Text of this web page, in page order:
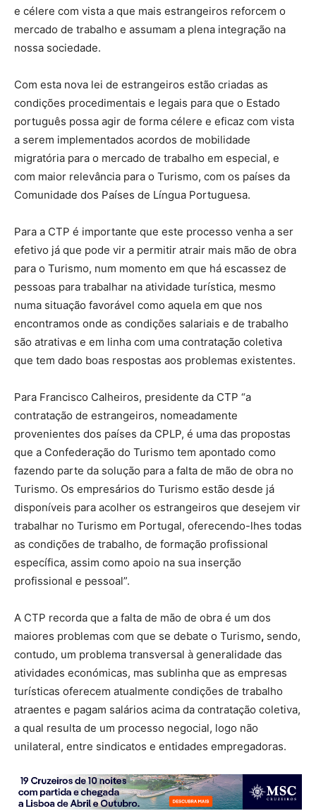
e célere com vista a que mais estrangeiros reforcem o
mercado de trabalho e assumam a plena integração na
nossa sociedade.
Com esta nova lei de estrangeiros estão criadas as
condições procedimentais e legais para que o Estado
português possa agir de forma célere e eficaz com vista
a serem implementados acordos de mobilidade
migratória para o mercado de trabalho em especial, e
com maior relevância para o Turismo, com os países da
Comunidade dos Países de Língua Portuguesa.
Para a CTP é importante que este processo venha a ser
efetivo já que pode vir a permitir atrair mais mão de obra
para o Turismo, num momento em que há escassez de
pessoas para trabalhar na atividade turística, mesmo
numa situação favorável como aquela em que nos
encontramos onde as condições salariais e de trabalho
são atrativas e em linha com uma contratação coletiva
que tem dado boas respostas aos problemas existentes.
Para Francisco Calheiros, presidente da CTP “a
contratação de estrangeiros, nomeadamente
provenientes dos países da CPLP, é uma das propostas
que a Confederação do Turismo tem apontado como
fazendo parte da solução para a falta de mão de obra no
Turismo. Os empresários do Turismo estão desde já
disponíveis para acolher os estrangeiros que desejem vir
trabalhar no Turismo em Portugal, oferecendo-lhes todas
as condições de trabalho, de formação profissional
específica, assim como apoio na sua inserção
profissional e pessoal”.
A CTP recorda que a falta de mão de obra é um dos
maiores problemas com que se debate o Turismo, sendo,
contudo, um problema transversal à generalidade das
atividades económicas, mas sublinha que as empresas
turísticas oferecem atualmente condições de trabalho
atraentes e pagam salários acima da contratação coletiva,
a qual resulta de um processo negocial, logo não
unilateral, entre sindicatos e entidades empregadoras.